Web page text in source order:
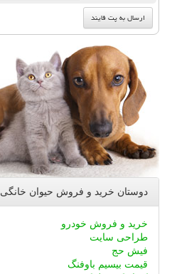
دوستان خرید و فروش حیوان خانگی
خرید و فروش خودرو
طراحی سایت
فیش حج
قیمت بیسیم باوفنگ